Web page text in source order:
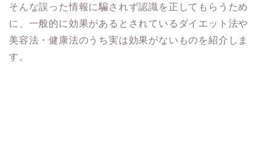
そんな誤った情報に騙されず認識を正してもらうため
に、一般的に効果があるとされているダイエット法や
美容法・健康法のうち実は効果がないものを紹介しま
す。